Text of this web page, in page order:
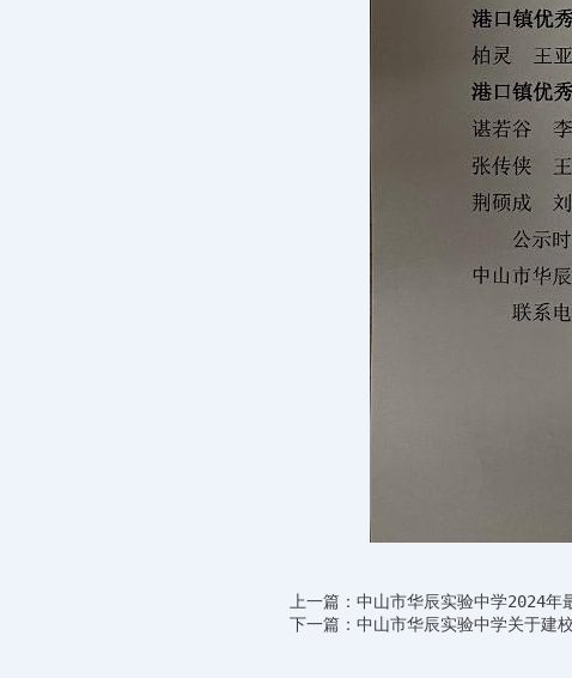
上一篇：中山市华辰实验中学2024年
下一篇：中山市华辰实验中学关于建